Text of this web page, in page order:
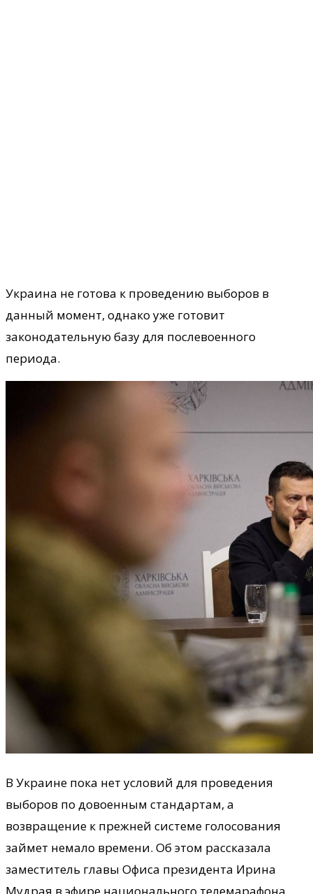
Украина не готова к проведению выборов в
данный момент, однако уже готовит
законодательную базу для послевоенного
периода.
В Украине пока нет условий для проведения
выборов по довоенным стандартам, а
возвращение к прежней системе голосования
займет немало времени. Об этом рассказала
заместитель главы Офиса президента Ирина
Мудрая в эфире национального телемарафона.